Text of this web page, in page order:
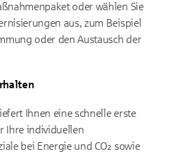
oder wählen Sie
aus, zum Beispiel
oder den Austausch der
Ihnen eine schnelle erste
Ihre individuellen
bei Energie und CO₂ sowie